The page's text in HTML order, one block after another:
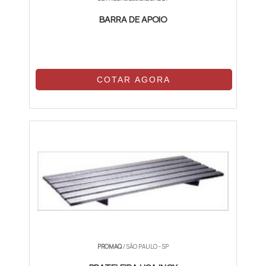
proporcionar maior independência aos
Além de sua função prática, as barras de
promovendo a igualdade de acesso e a
dignidade das pessoas com deficiência. A
adoção de medidas de acessibilidade,
como a instalação de barras de apoio, é um
BARRA DE APOIO
COTAR AGORA
PROMAQ/ SÃO PAULO - SP